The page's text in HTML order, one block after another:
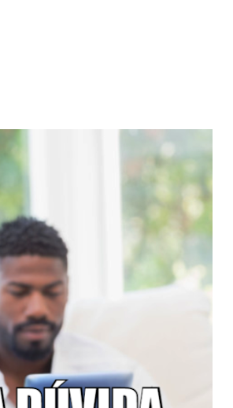
Video: Caboverdiana konta
motivo ki fazel larga
Portugal pa volta pa Cabo